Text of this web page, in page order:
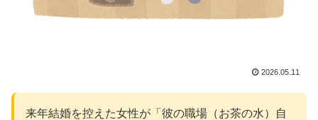
2026.05.11
来年結婚を控えた女性が「彼の職場（お茶の水）自